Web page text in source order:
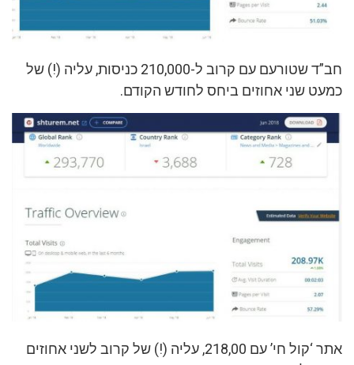
חב”ד שטורעם עם קרוב ל-210,000 כניסות, עליה (!) של
כמעט שני אחוזים ביחס לחודש הקודם.
אתר ‘קול חי’ עם 218,00, עליה (!) של קרוב לשני אחוזים